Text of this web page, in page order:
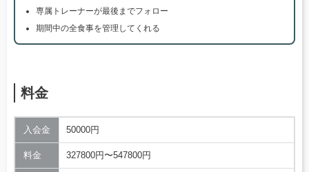
専属トレーナーが最後までフォロー
期間中の全食事を管理してくれる
料金
入会金 50000円
料金 327800円〜547800円